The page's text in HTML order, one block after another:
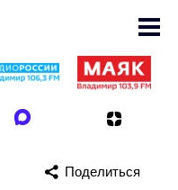
Поделиться